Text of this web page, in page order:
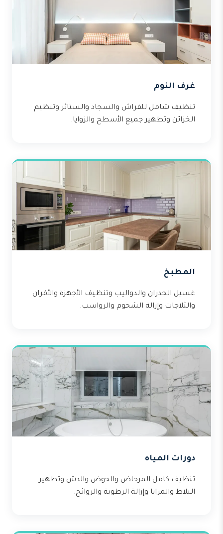
غرف النوم
تنظيف شامل للفراش والسجاد والستائر وتنظيم
الخزائن وتطهير جميع الأسطح والزوايا.
المطبخ
غسيل الجدران والدواليب وتنظيف الأجهزة والأفران
والثلاجات وإزالة الشحوم والرواسب.
دورات المياه
تنظيف كامل المرحاض والحوض والدش وتطهير
البلاط والمرايا وإزالة الرطوبة والروائح.